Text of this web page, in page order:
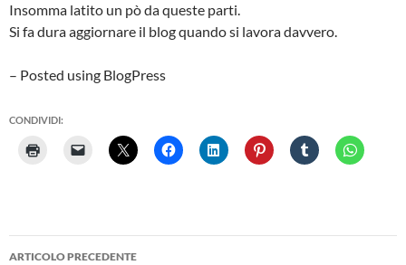
Insomma latito un pò da queste parti.
Si fa dura aggiornare il blog quando si lavora davvero.
– Posted using BlogPress
CONDIVIDI:
Navigazione
ARTICOLO PRECEDENTE